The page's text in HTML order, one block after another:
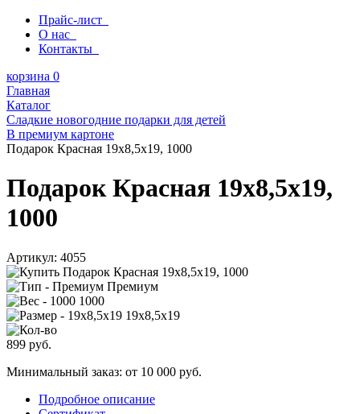
Прайс-лист
О нас
Контакты
корзина 0
Главная
Каталог
Сладкие новогодние подарки для детей
В премиум картоне
Подарок Красная 19х8,5х19, 1000
Подарок Красная 19х8,5х19,
1000
Артикул: 4055
Премиум
1000
19х8,5х19
899 руб.
Минимальный заказ: от 10 000 руб.
Подробное описание